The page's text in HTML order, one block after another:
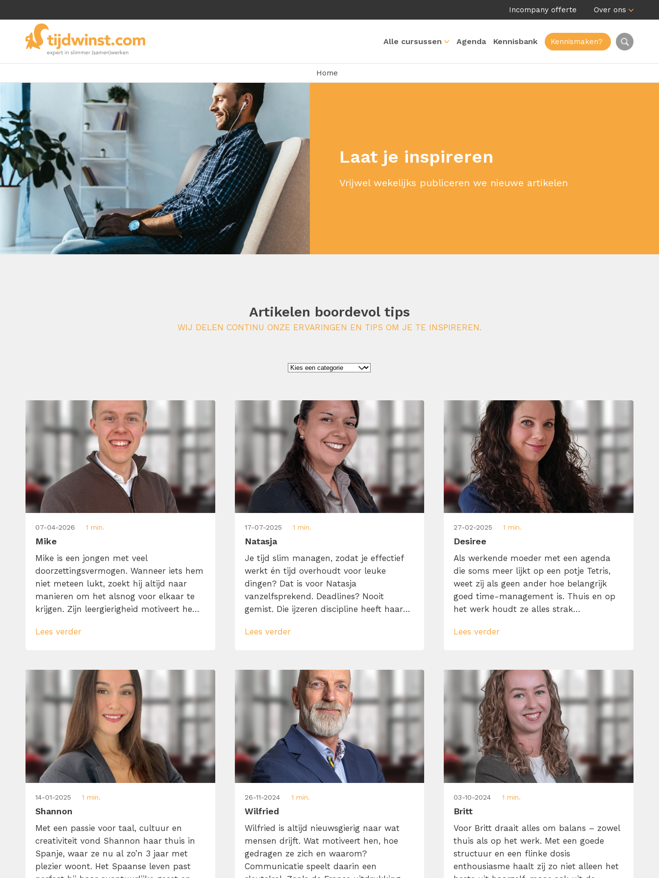
Incompany offerte Over ons
Alle cursussen Agenda Kennisbank Kennismaken?
Home
Laat je inspireren
Vrijwel wekelijks publiceren we nieuwe artikelen
Artikelen boordevol tips
WIJ DELEN CONTINU ONZE ERVARINGEN EN TIPS OM JE TE INSPIREREN.
07-04-2026 1 min.
Mike
Mike is een jongen met veel
doorzettingsvermogen. Wanneer iets hem
niet meteen lukt, zoekt hij altijd naar
manieren om het alsnog voor elkaar te
krijgen. Zijn leergierigheid motiveert hem
mij drijft? Content maken die iets
detail, timing en beeld; […]
Lees verder
17-07-2025 1 min.
Natasja
Je tijd slim managen, zodat je effectief
werkt én tijd overhoudt voor leuke
dingen? Dat is voor Natasja
vanzelfsprekend. Deadlines? Nooit
gemist. Die ijzeren discipline heeft haar
daardoor blijft er elke dag ruimte over
content maken is leuk, maar […]
Lees verder
27-02-2025 1 min.
Desiree
Als werkende moeder met een agenda
die soms meer lijkt op een potje Tetris,
weet zij als geen ander hoe belangrijk
goed time-management is. Thuis en op
het werk houdt ze alles strak
mails tot lunchboxen en gezinsplanning.
brengt ze structuur in chaos. Plannen,
organiseren en slimme manieren vinden
[…]
Lees verder
14-01-2025 1 min.
Shannon
Met een passie voor taal, cultuur en
creativiteit vond Shannon haar thuis in
Spanje, waar ze nu al zo’n 3 jaar met
plezier woont. Het Spaanse leven past
26-11-2024 1 min.
Wilfried
Wilfried is altijd nieuwsgierig naar wat
mensen drijft. Wat motiveert hen, hoe
gedragen ze zich en waarom?
Communicatie speelt daarin een
03-10-2024 1 min.
Britt
Voor Britt draait alles om balans – zowel
thuis als op het werk. Met een goede
structuur en een flinke dosis
enthousiasme haalt zij zo niet alleen het